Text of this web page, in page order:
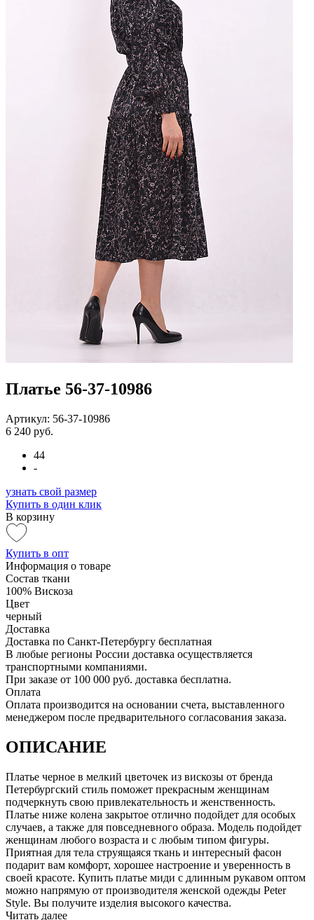
Платье 56-37-10986
Артикул: 56-37-10986
6 240 руб.
44
-
узнать свой размер
Купить в один клик
В корзину
Купить в опт
Информация о товаре
Состав ткани
100% Вискоза
Цвет
черный
Доставка
Доставка по Санкт-Петербургу бесплатная
В любые регионы России доставка осуществляется
транспортными компаниями.
При заказе от 100 000 руб. доставка бесплатна.
Оплата
Оплата производится на основании счета, выставленного
менеджером после предварительного согласования заказа.
ОПИСАНИЕ
Платье черное в мелкий цветочек из вискозы от бренда
Петербургский стиль поможет прекрасным женщинам
подчеркнуть свою привлекательность и женственность.
Платье ниже колена закрытое отлично подойдет для особых
случаев, а также для повседневного образа. Модель подойдет
женщинам любого возраста и с любым типом фигуры.
Приятная для тела струящаяся ткань и интересный фасон
подарит вам комфорт, хорошее настроение и уверенность в
своей красоте. Купить платье миди с длинным рукавом оптом
можно напрямую от производителя женской одежды Peter
Style. Вы получите изделия высокого качества.
Читать далее